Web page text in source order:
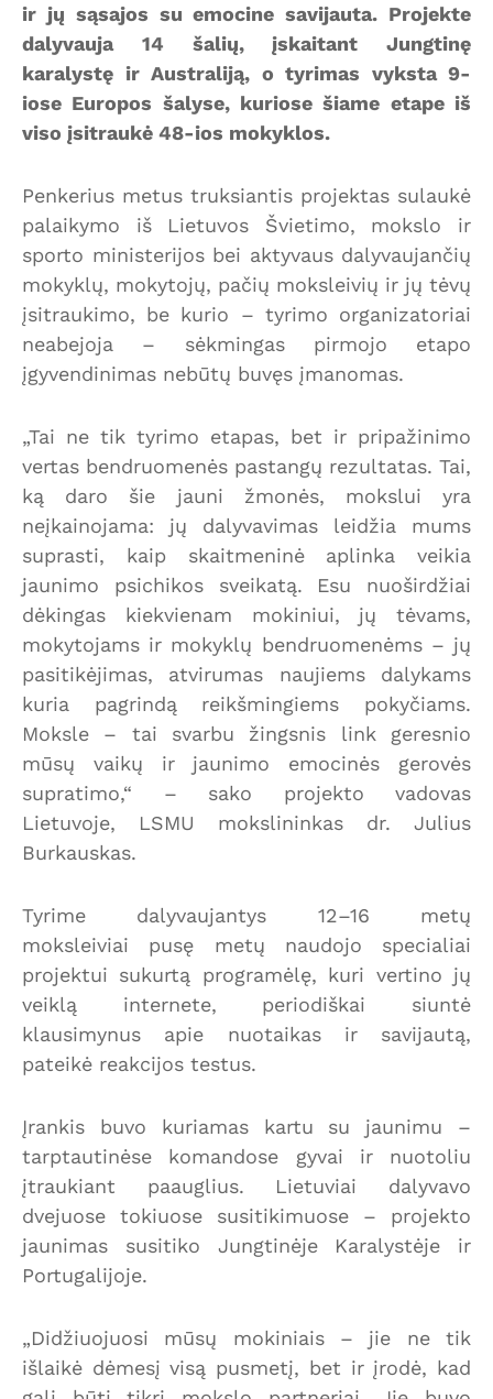
ir jų sąsajos su emocine savijauta. Projekte
dalyvauja 14 šalių, įskaitant Jungtinę
karalystę ir Australiją, o tyrimas vyksta 9-
iose Europos šalyse, kuriose šiame etape iš
viso įsitraukė 48-ios mokyklos.
Penkerius metus truksiantis projektas sulaukė
palaikymo iš Lietuvos Švietimo, mokslo ir
sporto ministerijos bei aktyvaus dalyvaujančių
mokyklų, mokytojų, pačių moksleivių ir jų tėvų
įsitraukimo, be kurio – tyrimo organizatoriai
neabejoja – sėkmingas pirmojo etapo
įgyvendinimas nebūtų buvęs įmanomas.
„Tai ne tik tyrimo etapas, bet ir pripažinimo
vertas bendruomenės pastangų rezultatas. Tai,
ką daro šie jauni žmonės, mokslui yra
neįkainojama: jų dalyvavimas leidžia mums
suprasti, kaip skaitmeninė aplinka veikia
jaunimo psichikos sveikatą. Esu nuoširdžiai
dėkingas kiekvienam mokiniui, jų tėvams,
mokytojams ir mokyklų bendruomenėms – jų
pasitikėjimas, atvirumas naujiems dalykams
kuria pagrindą reikšmingiems pokyčiams.
Moksle – tai svarbu žingsnis link geresnio
mūsų vaikų ir jaunimo emocinės gerovės
supratimo,“ – sako projekto vadovas
Lietuvoje, LSMU mokslininkas dr. Julius
Burkauskas.
Tyrime dalyvaujantys 12–16 metų
moksleiviai pusę metų naudojo specialiai
projektui sukurtą programėlę, kuri vertino jų
veiklą internete, periodiškai siuntė
klausimynus apie nuotaikas ir savijautą,
pateikė reakcijos testus.
Įrankis buvo kuriamas kartu su jaunimu –
tarptautinėse komandose gyvai ir nuotoliu
įtraukiant paauglius. Lietuviai dalyvavo
dvejuose tokiuose susitikimuose – projekto
jaunimas susitiko Jungtinėje Karalystėje ir
Portugalijoje.
„Didžiuojuosi mūsų mokiniais – jie ne tik
išlaikė dėmesį visą pusmetį, bet ir įrodė, kad